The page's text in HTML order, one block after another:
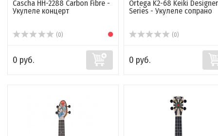
Cascha HH-2288 Carbon Fibre -
Укулеле концерт
(0)
0 руб.
Ortega K2-68 Keiki Designer
Series - Укулеле сопрано
(0)
0 руб.